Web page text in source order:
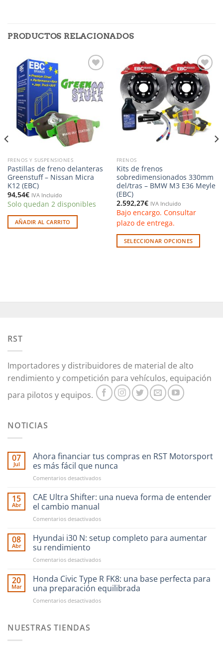
PRODUCTOS RELACIONADOS
a la
lista de
deseos
FRENOS Y SUSPENSIONES
Pastillas de freno delanteras
Greenstuff – Nissan Micra
K12 (EBC)
94,54€ IVA Incluido
Solo quedan 2 disponibles
AÑADIR AL CARRITO
Añadir
a la
lista de
deseos
FRENOS
Kits de frenos
sobredimensionados 330mm
del/tras – BMW M3 E36 Meyle
(EBC)
2.592,27€ IVA Incluido
Bajo encargo. Consultar
plazo de entrega.
SELECCIONAR OPCIONES
Las
la
página
de
producto
RST
Importadores y distribuidores de material de alto
rendimiento y competición para vehículos, equipación
para pilotos y equipos.
NOTICIAS
07
Jul
Ahora financiar tus compras en RST Motorsport
es más fácil que nunca
Comentarios desactivadosen
financiar
en
Motorsport
fácil
nunca
15
Abr
CAE Ultra Shifter: una nueva forma de entender
el cambio manual
Comentarios desactivadosen
Ultra
Shifter:
nueva
de
entender
cambio
08
Abr
Hyundai i30 N: setup completo para aumentar
su rendimiento
Comentarios desactivadosen
i30
setup
completo
20
Mar
Honda Civic Type R FK8: una base perfecta para
una preparación equilibrada
Comentarios desactivadosen
NUESTRAS TIENDAS